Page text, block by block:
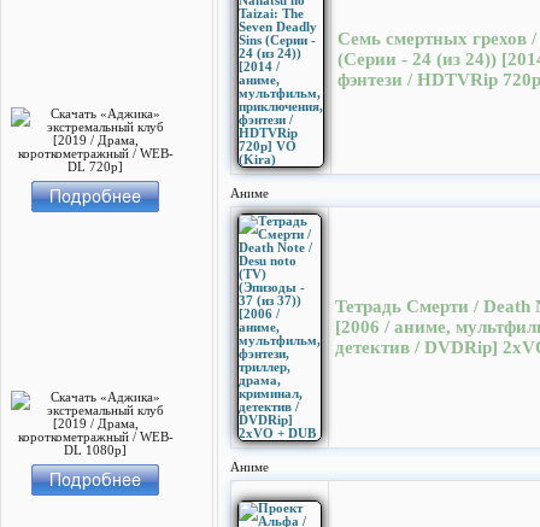
Семь смертных грехов /
(Серии - 24 (из 24))
фэнтези / HDTVRip
Аниме
Тетрадь Смерти / Death
[2006 / аниме,
детектив / DVDRip]
Аниме